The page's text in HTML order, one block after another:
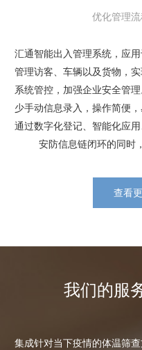
优化管理
汇通智能出入管理系统，应
管理访客、车辆以及货物，
系统管控，加强企业安全管
少手动信息录入，操作简便
通过数字化登记、智能化应
安防信息链闭环的同时
查看
我们的服
集成针对当下疫情的体温筛